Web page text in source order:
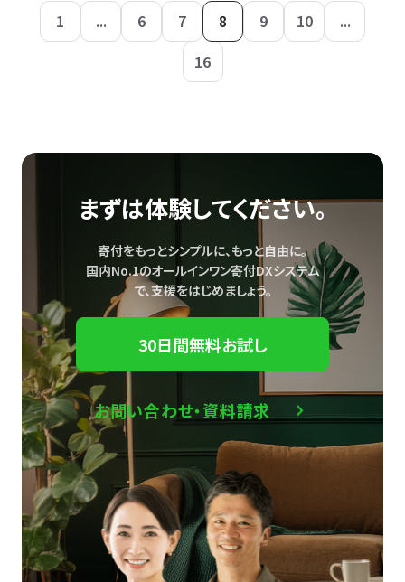
1 ... 6 7 8 9 10
...
16
まずは体験してください。
寄付をもっとシンプルに、もっと自由に。
国内No.1のオールインワン寄付DXシステム
で、支援をはじめましょう。
30日間無料お試し
お問い合わせ・資料請求